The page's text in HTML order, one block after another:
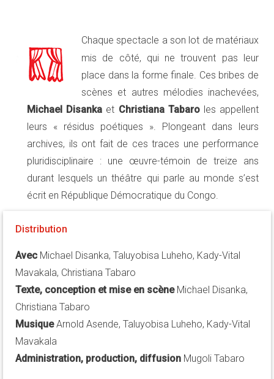
Chaque spectacle a son lot de matériaux
mis de côté, qui ne trouvent pas leur
place dans la forme finale. Ces bribes de
scènes et autres mélodies inachevées,
Michael Disanka et Christiana Tabaroles appellent
leurs « résidus poétiques ». Plongeant dans leurs
archives, ils ont fait de ces traces une performance
pluridisciplinaire : une œuvre-témoin de treize ans
durant lesquels un théâtre qui parle au monde s’est
écrit en République Démocratique du Congo.
Distribution
Avec Michael Disanka, Taluyobisa Luheho, Kady-Vital
Mavakala, Christiana Tabaro
Texte, conception et mise en scène Michael Disanka,
Christiana Tabaro
MusiqueArnold Asende, Taluyobisa Luheho, Kady-Vital
Mavakala
Administration, production, diffusion Mugoli Tabaro